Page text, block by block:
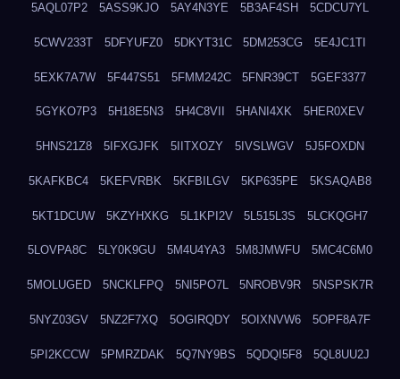
5AQL07P2 5ASS9KJO 5AY4N3YE 5B3AF4SH 5CDCU7YL
5CWV233T 5DFYUFZ0 5DKYT31C 5DM253CG 5E4JC1TI
5EXK7A7W 5F447S51 5FMM242C 5FNR39CT 5GEF3377
5GYKO7P3 5H18E5N3 5H4C8VII 5HANI4XK 5HER0XEV
5HNS21Z8 5IFXGJFK 5IITXOZY 5IVSLWGV 5J5FOXDN
5KAFKBC4 5KEFVRBK 5KFBILGV 5KP635PE 5KSAQAB8
5KT1DCUW 5KZYHXKG 5L1KPI2V 5L515L3S 5LCKQGH7
5LOVPA8C 5LY0K9GU 5M4U4YA3 5M8JMWFU 5MC4C6M0
5MOLUGED 5NCKLFPQ 5NI5PO7L 5NROBV9R 5NSPSK7R
5NYZ03GV 5NZ2F7XQ 5OGIRQDY 5OIXNVW6 5OPF8A7F
5PI2KCCW 5PMRZDAK 5Q7NY9BS 5QDQI5F8 5QL8UU2J